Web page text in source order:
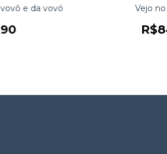
e da vovó Vejo